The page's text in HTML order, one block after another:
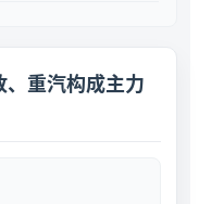
重汽构成主力